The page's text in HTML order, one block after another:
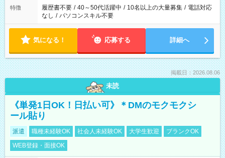
特徴 履歴書不要 / 40～50代活躍中 / 10名以上の大量募集 / 電話対応
なし / パソコンスキル不要
気になる！ 応募する 詳細へ
掲載日：2026.08.06
未読
《単発1日OK！日払い可》＊DMのモクモクシ
ール貼り
派遣 職種未経験OK 社会人未経験OK 大学生歓迎
ブランクOK
WEB登録・面接OK